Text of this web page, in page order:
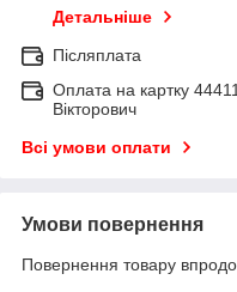
Детальніше
Післяплата
Оплата на картку
Вікторович
Всі умови оплати
Умови повернення
Повернення товару